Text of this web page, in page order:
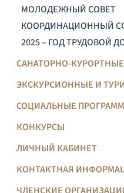
МОЛОДЕЖНЫЙ СОВЕТ
КООРДИНАЦИОННЫЙ
2025 – ГОД ТРУДОВОЙ
САНАТОРНО-
ЭКСКУРСИОННЫЕ И
СОЦИАЛЬНЫЕ
КОНКУРСЫ
ЛИЧНЫЙ КАБИНЕТ
КОНТАКТНАЯ